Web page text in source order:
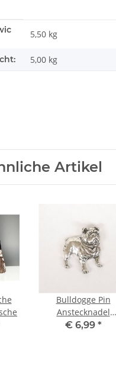
5,50 kg
5,00 kg
Artikel
Bulldogge Pin
Anstecknadel
Anstecker Button
€ 6,99 *